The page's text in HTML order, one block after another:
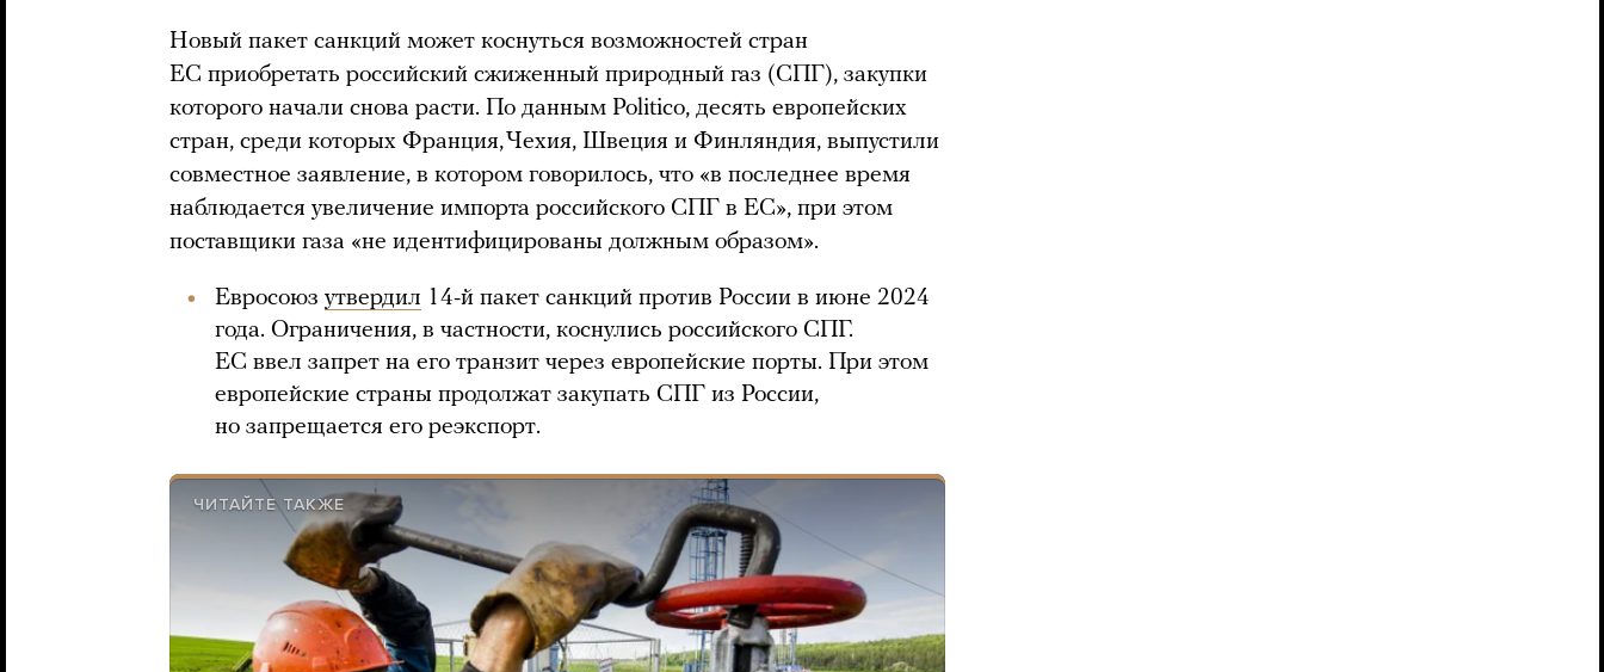
Новый пакет санкций может коснуться возможностей стран
ЕС приобретать российский сжиженный природный газ (СПГ), закупки
которого начали снова расти. По данным Politico, десять европейских
стран, среди которых Франция, Чехия, Швеция и Финляндия, выпустили
совместное заявление, в котором говорилось, что «в последнее время
наблюдается увеличение импорта российского СПГ в ЕС», при этом
поставщики газа «не идентифицированы должным образом».
Евросоюз утвердил 14-й пакет санкций против России в июне 2024
года. Ограничения, в частности, коснулись российского СПГ.
ЕС ввел запрет на его транзит через европейские порты. При этом
европейские страны продолжат закупать СПГ из России,
но запрещается его реэкспорт.
ЧИТАЙТЕ ТАКЖЕ